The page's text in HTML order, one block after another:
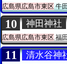
広島県広島市東区牛
10 神田神社
広島県広島市東区 福
11 清水谷神